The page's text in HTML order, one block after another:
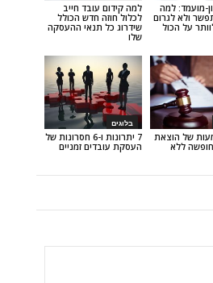
למה קידום עובד חייב
לכלול חוזה חדש הכולל
שידרוג כל תנאי ההעסקה
בלוגים
7 יתרונות ו-6 חסרונות של
העסקת עובדים זמניים